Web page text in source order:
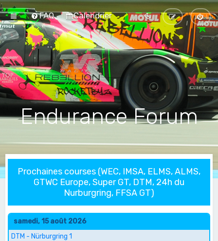
FAQ Calendrier
Endurance Forum
Prochaines courses (WEC, IMSA, ELMS, ALMS,
GTWC Europe, Super GT, DTM, 24h du
Nurburgring, FFSA GT)
samedi, 15 août 2026
DTM - Nürburgring 1